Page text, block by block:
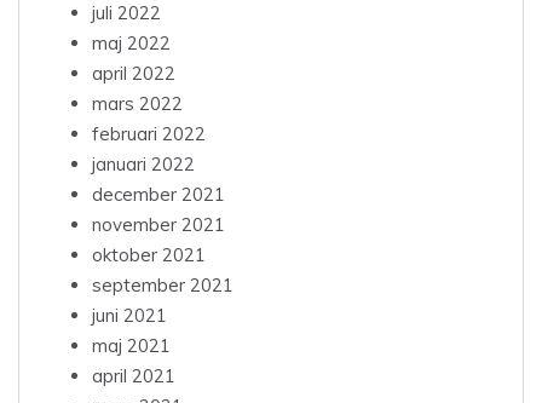
juli 2022
maj 2022
april 2022
mars 2022
februari 2022
januari 2022
december 2021
november 2021
oktober 2021
september 2021
juni 2021
maj 2021
april 2021